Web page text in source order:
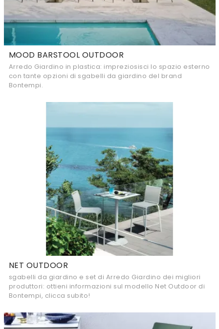
MOOD BARSTOOL OUTDOOR
Arredo Giardino in plastica: impreziosisci lo spazio esterno
con tante opzioni di sgabelli da giardino del brand
Bontempi.
NET OUTDOOR
sgabelli da giardino e set di Arredo Giardino dei migliori
produttori: ottieni informazioni sul modello Net Outdoor di
Bontempi, clicca subito!